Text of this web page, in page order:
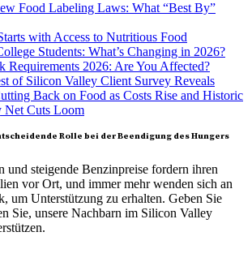
Food Labeling Laws: What “Best By”
with Access to Nutritious Food
Students: What’s Changing in 2026?
Requirements 2026: Are You Affected?
of Silicon Valley Client Survey Reveals
Back on Food as Costs Rise and Historic
Net Cuts Loom
Rolle bei der Beendigung des Hungers
und steigende Benzinpreise fordern ihren
vor Ort, und immer mehr wenden sich an
um Unterstützung zu erhalten. Geben Sie
Sie, unsere Nachbarn im Silicon Valley